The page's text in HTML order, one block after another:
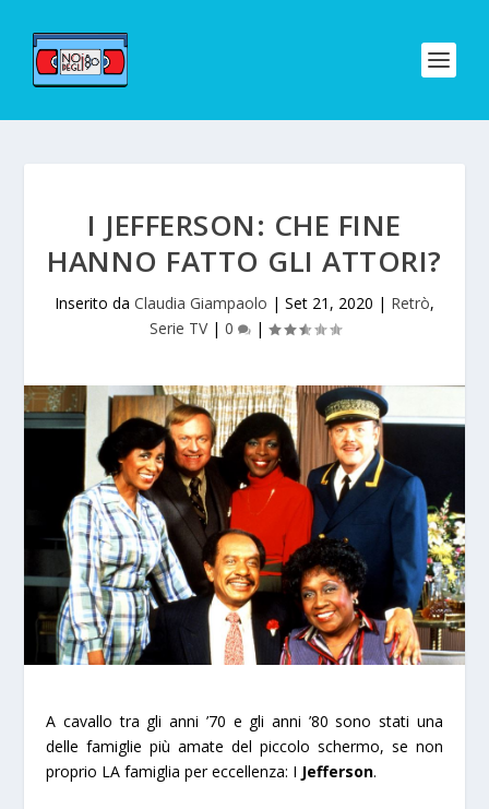
I JEFFERSON: CHE FINE
HANNO FATTO GLI ATTORI?
Inserito da Claudia Giampaolo | Set 21, 2020 | Retrò,
Serie TV| 0 |
A cavallo tra gli anni ’70 e gli anni ’80 sono stati una
delle famiglie più amate del piccolo schermo, se non
proprio LA famiglia per eccellenza: I Jefferson.